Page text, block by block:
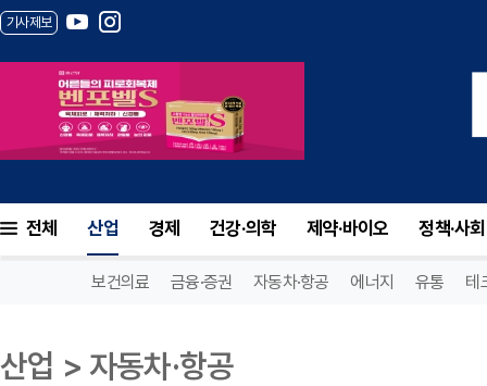
기사제보
전체 산업 경제 건강·의학 제약·바이오 정책·사회
보건의료 금융·증권 자동차·항공 에너지 유통 테
산업 > 자동차·항공